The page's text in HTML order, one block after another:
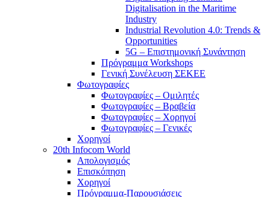
Digitalisation in the Maritime
Industry
Industrial Revolution 4.0: Trends &
Opportunities
5G – Επιστημονική Συνάντηση
Πρόγραμμα Workshops
Γενική Συνέλευση ΣΕΚΕΕ
Φωτογραφίες
Φωτογραφίες – Ομιλητές
Φωτογραφίες – Βραβεία
Φωτογραφίες – Χορηγοί
Φωτογραφίες – Γενικές
Χορηγοί
20th Infocom World
Απολογισμός
Επισκόπηση
Χορηγοί
Πρόγραμμα-Παρουσιάσεις